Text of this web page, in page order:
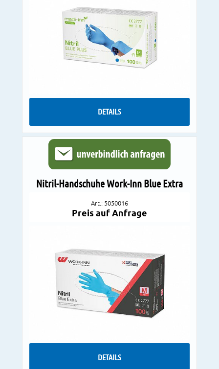
DETAILS
Nitril-Handschuhe Work-Inn Blue Extra
Art.: 5050016
Preis auf Anfrage
DETAILS